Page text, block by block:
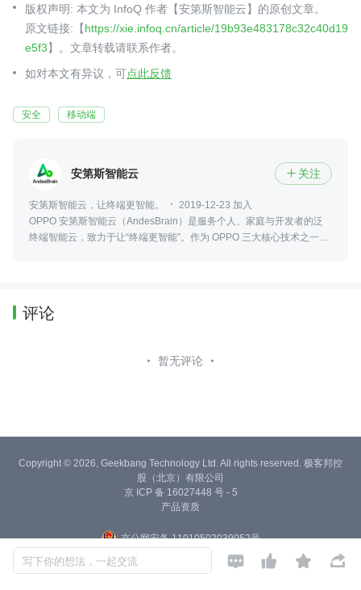
版权声明: 本文为 InfoQ 作者【安第斯智能云】的原创文章。
原文链接:【https://xie.infoq.cn/article/19b93e483178c32c40d19
e5f3】。文章转载请联系作者。
如对本文有异议，可点此反馈
安全 移动端
安第斯智能云  关注
安第斯智能云，让终端更智能。
2019-12-23 加入
OPPO 安第斯智能云（AndesBrain）是服务个人、家庭与开发者的泛
终端智能云，致力于让“终端更智能”。作为 OPPO 三大核心技术之一，
评论
暂无评论
写下你的想法，一起交流    
Copyright © 2026, Geekbang Technology Ltd. All rights reserved. 极客邦控
股（北京）有限公司
京 ICP 备 16027448 号 - 5
产品资质
京公网安备 11010502039052号